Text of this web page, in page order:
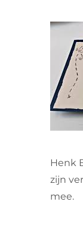
ORGANISATIE
Henk
zijn
mee.